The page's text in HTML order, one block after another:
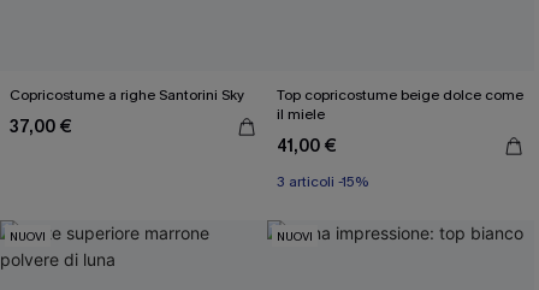
Copricostume a righe Santorini Sky
37,00 €
Top copricostume beige dolce come
il miele
41,00 €
3 articoli -15%
NUOVI NUOVI